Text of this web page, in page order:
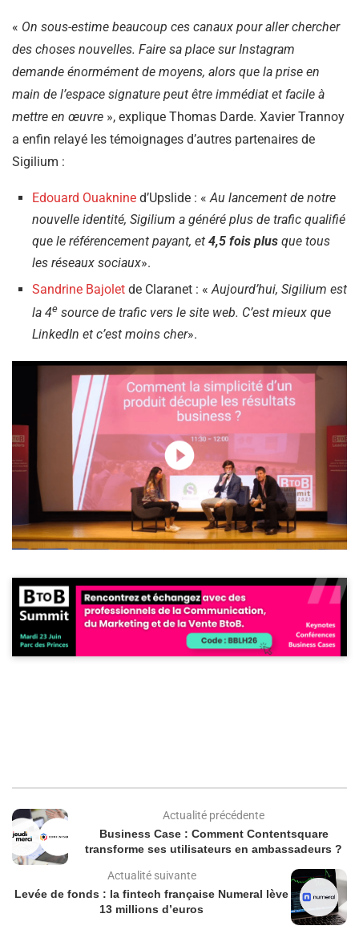
« On sous-estime beaucoup ces canaux pour aller chercher
des choses nouvelles. Faire sa place sur Instagram
demande énormément de moyens, alors que la prise en
main de l’espace signature peut être immédiat et facile à
mettre en œuvre », explique Thomas Darde. Xavier Trannoy
a enfin relayé les témoignages d’autres partenaires de
Sigilium :
Edouard Ouaknine d’Upslide : « Au lancement de notre
nouvelle identité, Sigilium a généré plus de trafic qualifié
que le référencement payant, et 4,5 fois plus que tous
les réseaux sociaux».
Sandrine Bajolet de Claranet : « Aujourd’hui, Sigilium est
la 4e source de trafic vers le site web. C’est mieux que
LinkedIn et c’est moins cher».
Actualité précédente
Business Case : Comment Contentsquare
transforme ses utilisateurs en ambassadeurs ?
Actualité suivante
Levée de fonds : la fintech française Numeral lève
13 millions d’euros